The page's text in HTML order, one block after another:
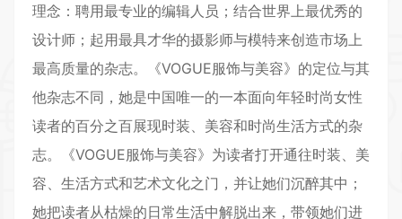
理念：聘用最专业的编辑人员；结合世界上最优秀的
设计师；起用最具才华的摄影师与模特来创造市场上
最高质量的杂志。《VOGUE服饰与美容》的定位与其
他杂志不同，她是中国唯一的一本面向年轻时尚女性
读者的百分之百展现时装、美容和时尚生活方式的杂
志。《VOGUE服饰与美容》为读者打开通往时装、美
容、生活方式和艺术文化之门，并让她们沉醉其中；
她把读者从枯燥的日常生活中解脱出来，带领她们进